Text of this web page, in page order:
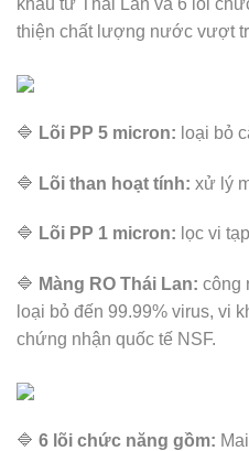
khẩu từ Thái Lan và 6 lõi
thiện chất lượng nước vượt
🔷 Lõi PP 5 micron: loại bỏ
🔷 Lõi than hoạt tính: xử lý
🔷 Lõi PP 1 micron: lọc vi
🔷 Màng RO Thái Lan: công
loại bỏ đến 99.99% virus, vi
chứng nhận quốc tế NSF.
🔷 6 lõi chức năng gồm: